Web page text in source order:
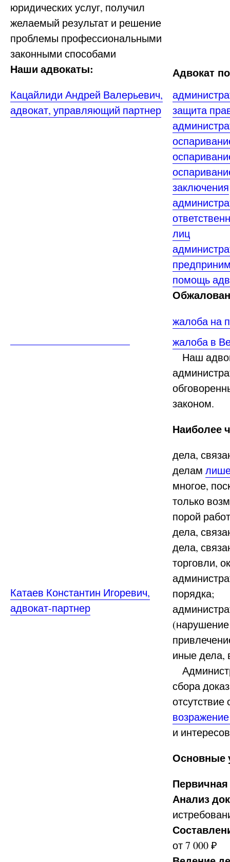
юридических услуг, получил
желаемый результат и решение
проблемы профессиональными
законными способами
Наши адвокаты:
Кацайлиди Андрей Валерьевич,
адвокат, управляющий партнер
Катаев Константин Игоревич,
адвокат-партнер
Адвокат
защита
заключения
лиц
помощь
жалоба на
жалоба в
Наш
законом.
Наиболее
дела,
делам
многое,
только
порой
дела,
дела,
торговли,
порядка;
(нарушение
иные дела,
сбора
и
Основные
Первичная
Анализ
от 7 000 ₽